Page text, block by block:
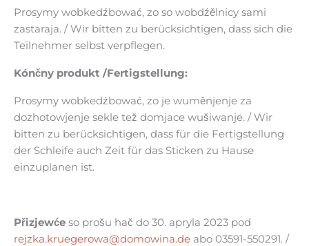
Prosymy wobkedźbować, zo so wobdźělnicy sami
zastaraja. / Wir bitten zu berücksichtigen, dass sich die
Teilnehmer selbst verpflegen.
Kónčny produkt /Fertigstellung:
Prosymy wobkedźbować, zo je wuměnjenje za
dozhotowjenje sekle tež domjace wušiwanje. / Wir
bitten zu berücksichtigen, dass für die Fertigstellung
der Schleife auch Zeit für das Sticken zu Hause
einzuplanen ist.
Přizjewće so prošu hač do 30. apryla 2023 pod
rejzka.kruegerowa@domowina.de abo 03591-550291. /